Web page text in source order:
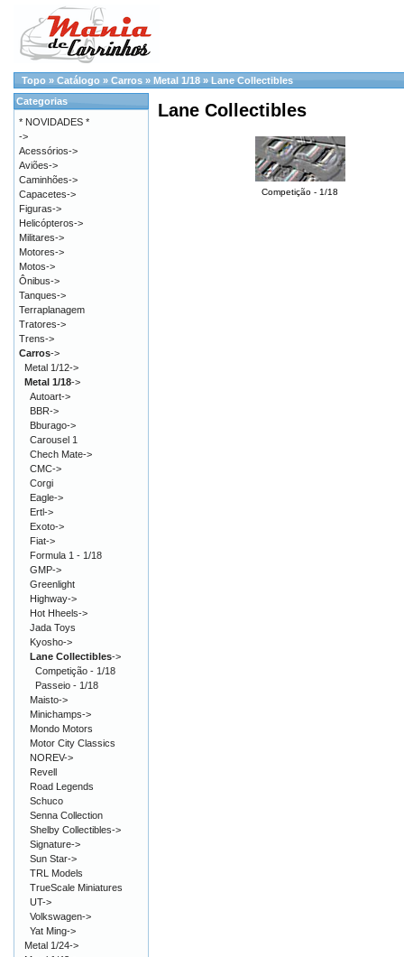
Topo » Catálogo » Carros » Metal 1/18 » Lane Collectibles
Lane Collectibles
Competição - 1/18
Categorias
* NOVIDADES *
->
Acessórios->
Aviões->
Caminhões->
Capacetes->
Figuras->
Helicópteros->
Militares->
Motores->
Motos->
Ônibus->
Tanques->
Terraplanagem
Tratores->
Trens->
Carros->
Metal 1/12->
Metal 1/18->
Autoart->
BBR->
Bburago->
Carousel 1
Chech Mate->
CMC->
Corgi
Eagle->
Ertl->
Exoto->
Fiat->
Formula 1 - 1/18
GMP->
Greenlight
Highway->
Hot Hheels->
Jada Toys
Kyosho->
Lane Collectibles->
Competição - 1/18
Passeio - 1/18
Maisto->
Minichamps->
Mondo Motors
Motor City Classics
NOREV->
Revell
Road Legends
Schuco
Senna Collection
Shelby Collectibles->
Signature->
Sun Star->
TRL Models
TrueScale Miniatures
UT->
Volkswagen->
Yat Ming->
Metal 1/24->